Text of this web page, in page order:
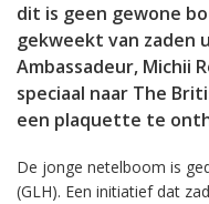
dit is geen gewone
gekweekt van zaden
Ambassadeur, Michii
speciaal naar The
een plaquette te
De jonge netelboom is
(GLH). Een initiatief dat